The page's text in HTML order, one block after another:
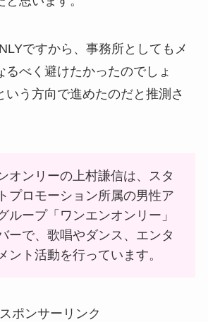
ですから、事務所としてもメ
るべく避けたかったのでしょ
いう方向で進めたのだと推測さ
オンリーの上村謙信は、スタ
プロモーション所属の男性ア
ループ「ワンエンオンリー」
ーで、歌唱やダンス、エンタ
ント活動を行っています。
スポンサーリンク